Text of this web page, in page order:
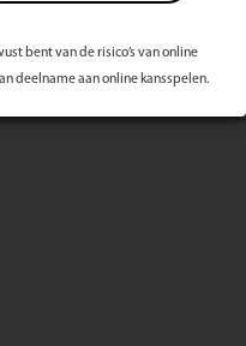
bent van de risico’s van online
deelname aan online kansspelen.